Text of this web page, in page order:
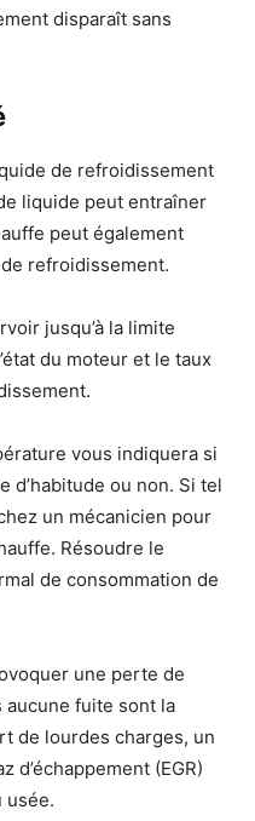
disparaît sans
de refroidissement
liquide peut entraîner
peut également
refroidissement.
jusqu’à la limite
du moteur et le taux
vous indiquera si
d’habitude ou non. Si tel
un mécanicien pour
Résoudre le
de consommation de
une perte de
fuite sont la
de lourdes charges, un
d’échappement (EGR)
usée.